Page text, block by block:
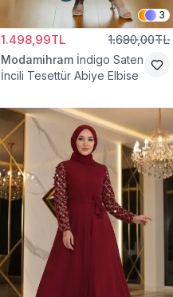
3
1.498,99TL 1.680,00TL
Modamihram İndigo Saten
İncili Tesettür Abiye Elbise